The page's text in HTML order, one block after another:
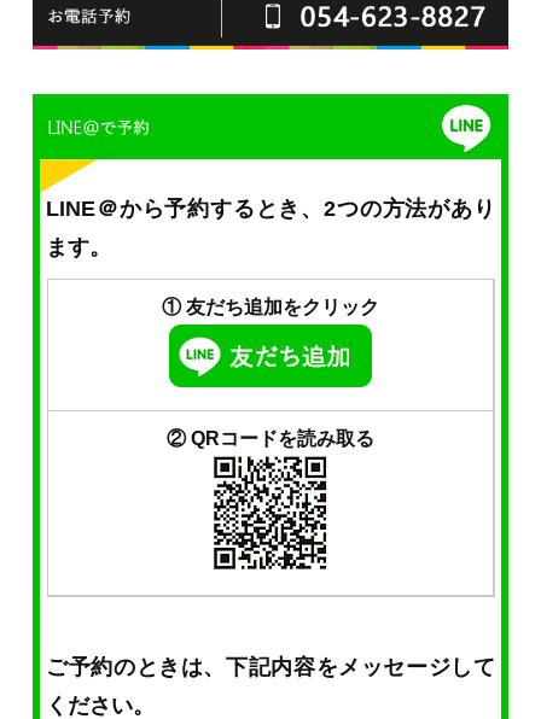
LINE＠から予約するとき、2つの方法があり
ます。
① 友だち追加をクリック
② QRコードを読み取る
ご予約のときは、下記内容をメッセージして
ください。